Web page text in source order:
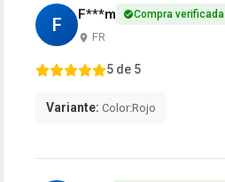
F F***m Compra verificada
FR
5 de 5
Variante: Color:Rojo